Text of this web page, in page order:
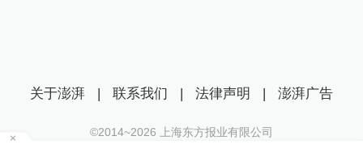
关于澎湃 | 联系我们 | 法律声明 | 澎湃广告
©2014~2026 上海东方报业有限公司